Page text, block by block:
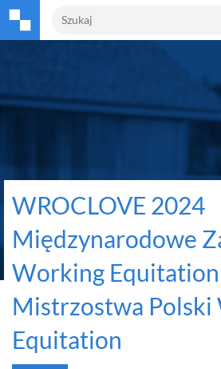
WROCLOVE 2024
Międzynarodowe
Working Equitation
Mistrzostwa Polski
Equitation